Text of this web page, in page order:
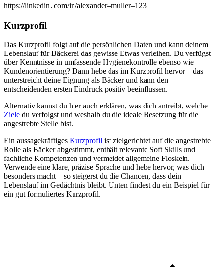
https://linkedin․com/in/alexander–muller–123
Kurzprofil
Das Kurzprofil folgt auf die persönlichen Daten und kann deinem
Lebenslauf für Bäckerei das gewisse Etwas verleihen. Du verfügst
über Kenntnisse in umfassende Hygienekontrolle ebenso wie
Kundenorientierung? Dann hebe das im Kurzprofil hervor – das
unterstreicht deine Eignung als Bäcker und kann den
entscheidenden ersten Eindruck positiv beeinflussen.
Alternativ kannst du hier auch erklären, was dich antreibt, welche
Ziele du verfolgst und weshalb du die ideale Besetzung für die
angestrebte Stelle bist.
Ein aussagekräftiges Kurzprofil ist zielgerichtet auf die angestrebte
Rolle als Bäcker abgestimmt, enthält relevante Soft Skills und
fachliche Kompetenzen und vermeidet allgemeine Floskeln.
Verwende eine klare, präzise Sprache und hebe hervor, was dich
besonders macht – so steigerst du die Chancen, dass dein
Lebenslauf im Gedächtnis bleibt. Unten findest du ein Beispiel für
ein gut formuliertes Kurzprofil.